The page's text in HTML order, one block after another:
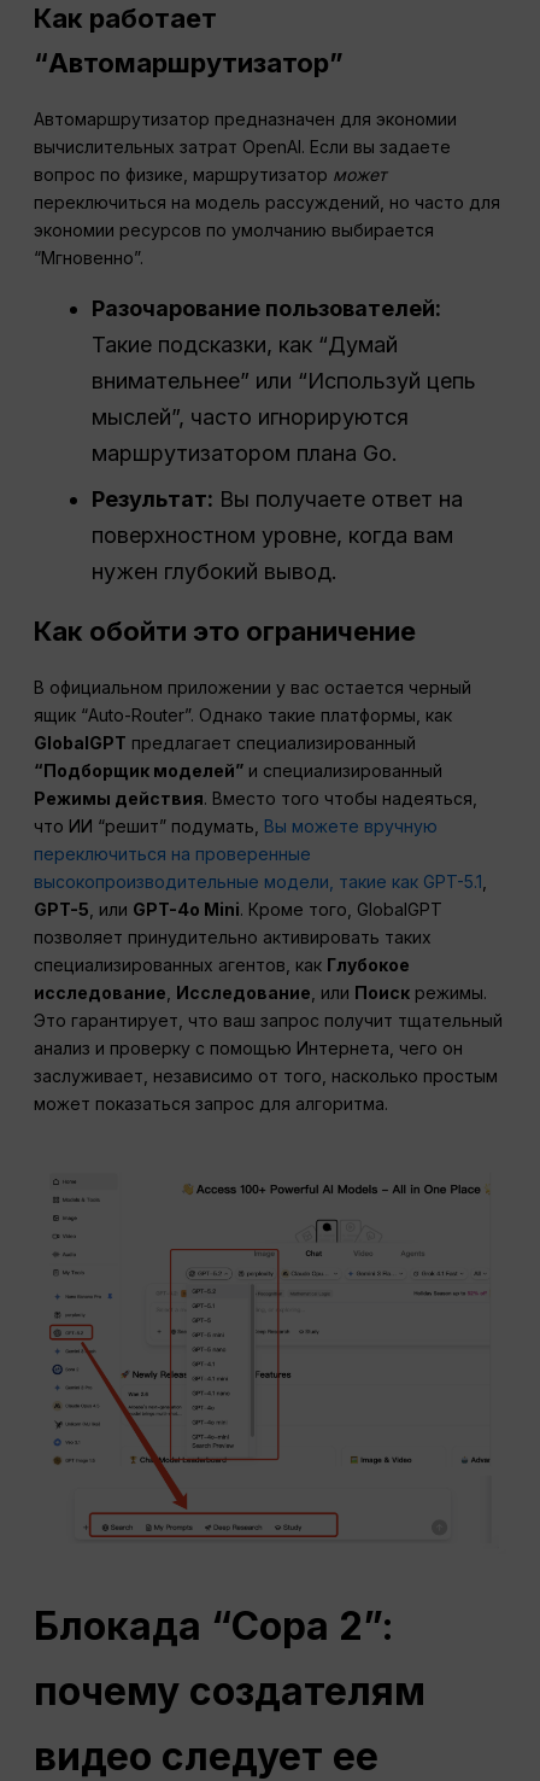
Как работает
“Автомаршрутизатор”
Автомаршрутизатор предназначен для экономии
вычислительных затрат OpenAI. Если вы задаете
вопрос по физике, маршрутизатор может
переключиться на модель рассуждений, но часто для
экономии ресурсов по умолчанию выбирается
“Мгновенно”.
Разочарование пользователей:
Такие подсказки, как “Думай
внимательнее” или “Используй цепь
мыслей”, часто игнорируются
маршрутизатором плана Go.
Результат: Вы получаете ответ на
поверхностном уровне, когда вам
нужен глубокий вывод.
Как обойти это ограничение
В официальном приложении у вас остается черный
ящик “Auto-Router”. Однако такие платформы, как
GlobalGPT предлагает специализированный
“Подборщик моделей” и специализированный
Режимы действия. Вместо того чтобы надеяться,
что ИИ “решит” подумать, Вы можете вручную
переключиться на проверенные
высокопроизводительные модели, такие как GPT-5.1
GPT-5 , или GPT-4o Mini. Кроме того, GlobalGPT
позволяет принудительно активировать таких
специализированных агентов, как Глубокое
исследование Исследование , или Поиск режимы.
Это гарантирует, что ваш запрос получит тщательный
анализ и проверку с помощью Интернета, чего он
заслуживает, независимо от того, насколько простым
может показаться запрос для алгоритма.
Блокада “Сора 2”:
почему создателям
видео следует ее